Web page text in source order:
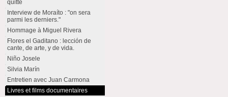
quitté
Interview de Moraíto : "on sera
parmi les derniers."
Hommage à Miguel Rivera
Flores el Gaditano : lección de
cante, de arte, y de vida.
Niño Josele
Silvia Marín
Entretien avec Juan Carmona
Livres et films documentaires